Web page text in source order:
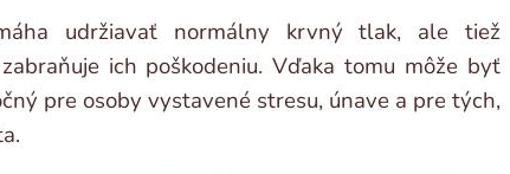
udržiavať normálny krvný tlak, ale tiež
ich poškodeniu. Vďaka tomu môže byť
pre osoby vystavené stresu, únave a pre tých,